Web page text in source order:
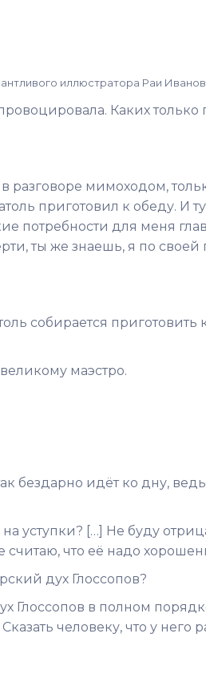
иллюстратора Раи
Каких только
в разговоре мимоходом,
приготовил к обеду. И
потребности для меня
ты же знаешь, я по
собирается приготовить
маэстро.
бездарно идёт ко дну,
уступки? […] Не буду
что её надо
дух Глоссопов?
в полном
человеку, что у него